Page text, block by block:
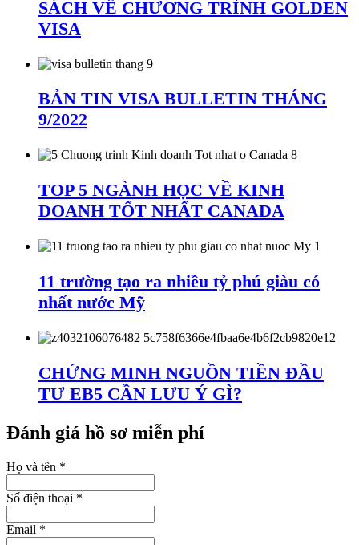
SÁCH VỀ CHƯƠNG TRÌNH GOLDEN
VISA
BẢN TIN VISA BULLETIN THÁNG
9/2022
TOP 5 NGÀNH HỌC VỀ KINH
DOANH TỐT NHẤT CANADA
11 trường tạo ra nhiều tỷ phú giàu có
nhất nước Mỹ
CHỨNG MINH NGUỒN TIỀN ĐẦU
TƯ EB5 CẦN LƯU Ý GÌ?
Đánh giá hồ sơ miễn phí
Họ và tên *
Số điện thoại *
Email *